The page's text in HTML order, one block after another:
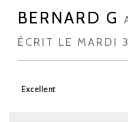
BERNARD G
ÉCRIT LE MARDI
Excellent